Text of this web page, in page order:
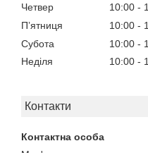
Четвер
10:00
Пʼятниця
10:00
Субота
10:00
Неділя
10:00
Контакти